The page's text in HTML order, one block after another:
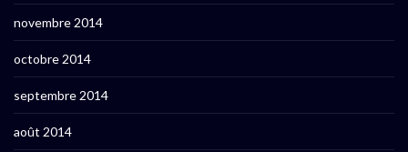
novembre 2014
octobre 2014
septembre 2014
août 2014